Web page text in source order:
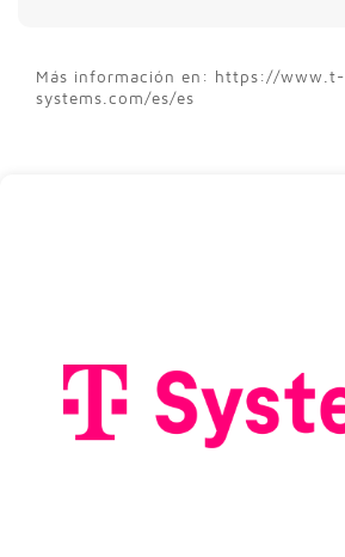
Más información en: https://www.t-
systems.com/es/es